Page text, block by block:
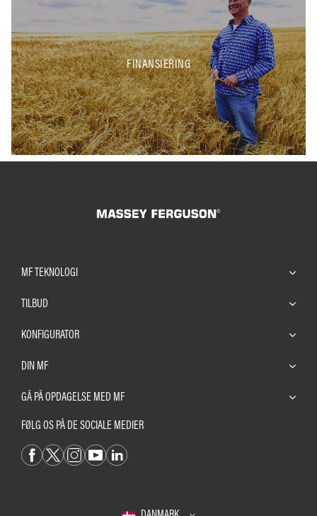
FINANSIERING
MF TEKNOLOGI
TILBUD
KONFIGURATOR
DIN MF
GÅ PÅ OPDAGELSE MED MF
FØLG OS PÅ DE SOCIALE MEDIER